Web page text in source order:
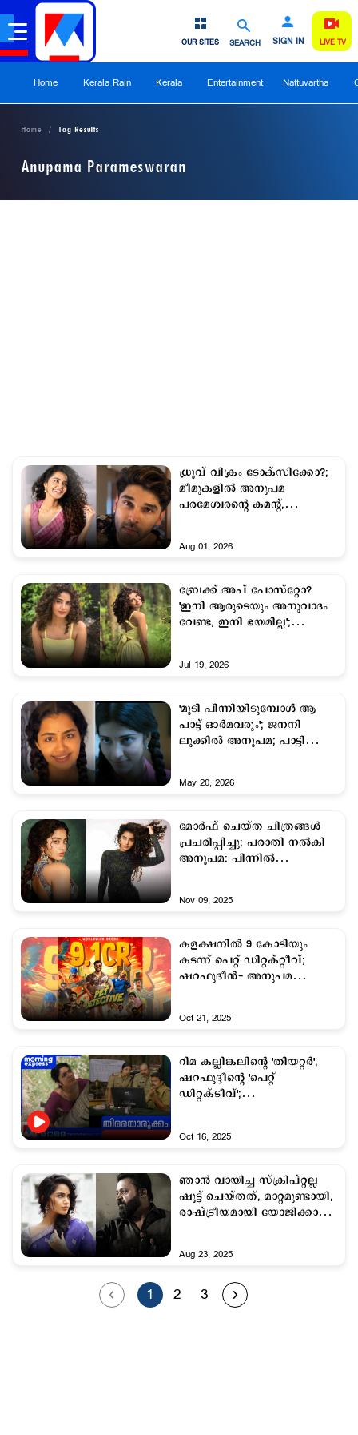
SEARCH SIGN IN
OUR SITES LIVE TV
Home Kerala Rain Kerala Entertainment Nattuvartha
Home Tag Results
Anupama Parameswaran
ധ്രുവ് വിക്രം ടോക്സിക്കോ?;
മീമുകളിൽ അനുപമ
പരമേശ്വരന്റെ കമന്റ്,
Aug 01, 2026
ബ്രേക്ക് അപ് പോസ്റ്റോ?
'ഇനി ആരുടെയും അനുവാദം
വേണ്ട, ഇനി ഭയമില്ല';
Jul 19, 2026
'മുടി പിന്നിയിടുമ്പോള്‍ ആ
പാട്ട് ഓര്‍മവരും'; ജനനി
ലുക്കില്‍ അനുപമ; പാട്ടിനും
May 20, 2026
മോർഫ് ചെയ്ത ചിത്രങ്ങൾ
പ്രചരിപ്പിച്ചു; പരാതി നൽകി
അനുപമ: പിന്നിൽ
Nov 09, 2025
കളക്ഷനിൽ 9 കോടിയും
കടന്ന് പെറ്റ് ഡിറ്റക്റ്റീവ്;
ഷറഫുദീൻ- അനുപമ
Oct 21, 2025
റിമ കല്ലിങ്കലിന്റെ 'തിയറ്റർ',
ഷറഫുദ്ദീന്റെ 'പെറ്റ്
ഡിറ്റക്ടീവ്';
Oct 16, 2025
ഞാന്‍ വായിച്ച സ്ക്രിപ്റ്റല്ല
ഷൂട്ട് ചെയ്​തത്, മാറ്റമുണ്ടായി,
രാഷ്​ട്രീയമായി യോജിക്കാന്‍
Aug 23, 2025
1 2 3